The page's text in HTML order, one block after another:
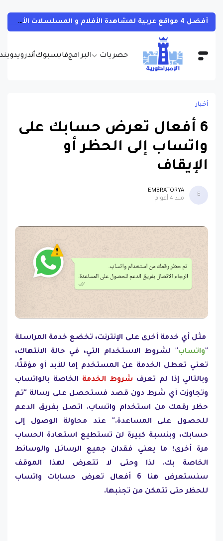
حصريات البرامجفايسبوكأندرويد
تطبيق صيني جديد يظهر كلمة سر شبكة الواي فاي المتصل بها بسهولة تامة وبدون روت
أخبار
6 أفعال تعرض حسابك على
واتساب إلى الحظر أو
الإيقاف
E
EMBRATORYA
منذ 4 أعوام
مثل أي خدمة أخرى على الإنترنت، تخضع خدمة المراسلة
"واتساب" لشروط الاستخدام التي، في حالة الانتهاك،
تعني تعطل الخدمة عن المستخدم إما للأبد أو مؤقتًا.
وبالتالي إذا لم تعرف شروط الخدمة الخاصة بالواتساب
وتجاوزت أي شرط دون قصد فستحصل على رسالة "تم
حظر رقمك من استخدام واتساب. اتصل بفريق الدعم
للحصول على المساعدة." عند محاولة الوصول إلى
حسابك، وبنسبة كبيرة لن تستطيع استعادة الحساب
مرة أخرى؛ ما يعني فقدان جميع الرسائل والوسائط
الخاصة بك. لذا وحتى لا تتعرض لهذا الموقف
سنستعرض هنا 6 أفعال تعرض حسابات واتساب
للحظر حتى تتمكن من تجنبها.